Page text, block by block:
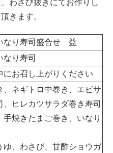
わさび抜きにてお作りし
きます。
なり寿司盛合せ 益
り寿司
にお召し上がりください
、ネギトロ中巻き、エビサ
、ヒレカツサラダ巻き寿司
手焼きたまご巻き、いなり
、わさび、甘酢ショウガ